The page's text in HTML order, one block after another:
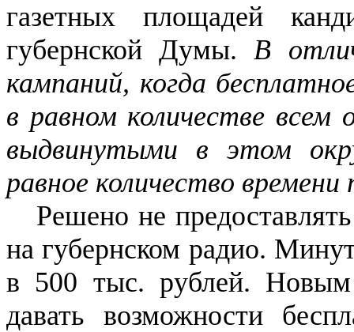
газетных площадей
губернской Думы.В
кампаний, когда
в равном количестве всем
выдвинутыми в этом
равное количество
Решено не
на губернском радио.
в 500 тыс. рублей.
давать возможности